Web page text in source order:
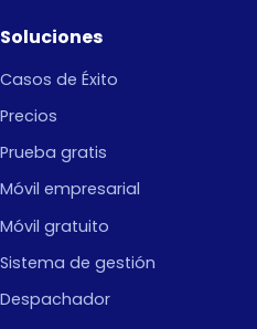
Soluciones
Casos de Éxito
Precios
Prueba gratis
Móvil empresarial
Móvil gratuito
Sistema de gestión
Despachador